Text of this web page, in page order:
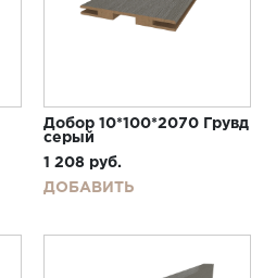
Добор 10*100*2070 Грувд
серый
1 208 руб.
ДОБАВИТЬ